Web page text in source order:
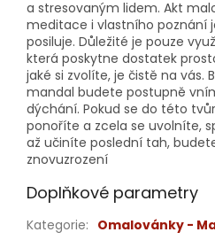
a stresovaným lidem. Akt
meditace i vlastního poznání
posiluje. Důležité je pouze
která poskytne dostatek
jaké si zvolíte, je čistě na vás.
mandal budete postupně
dýchání. Pokud se do této
ponoříte a zcela se uvolníte,
až učiníte poslední tah,
znovuzrození
Doplňkové parametry
Kategorie: Omalovánky -